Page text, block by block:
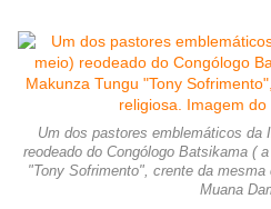
Um dos pastores emblemáticos da
reodeado do Congólogo Batsikama (
"Tony Sofrimento", crente da
Muana